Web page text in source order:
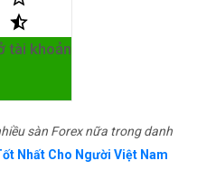
tài khoản
sàn Forex nữa trong danh
Nhất Cho Người Việt Nam